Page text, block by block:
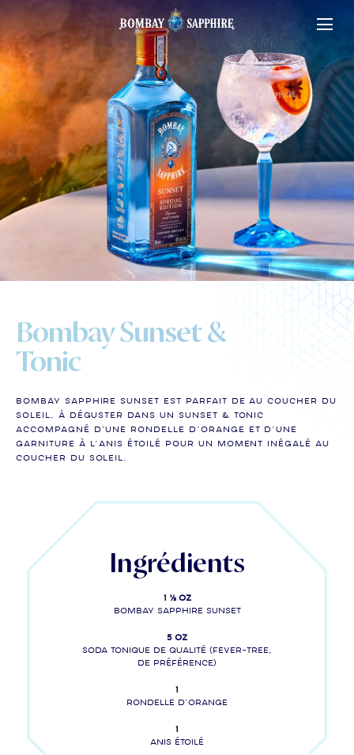
Bombay Sunset &
Tonic
BOMBAY SAPPHIRE SUNSET est parfait de au coucher du
soleil, à déguster dans un Sunset & Tonic
accompagné d’une rondelle d’orange et d’une
garniture à l’anis étoilé pour UN MOMENT INÉGALÉ au
COUCHER DU SOLEIL.
Ingrédients
1 ½ oz
BOMBAY SAPPHIRE SUNSET
5 oz
Soda tonique de qualité (Fever-Tree,
de préférence)
1
Rondelle d’orange
1
anis étoilé